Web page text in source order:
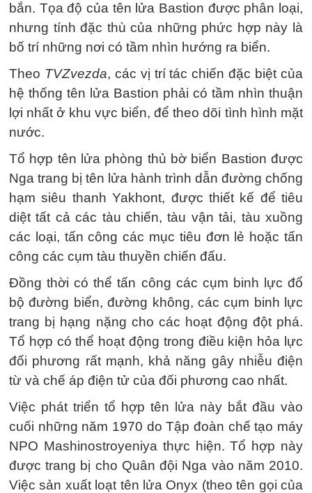
bắn. Tọa độ của tên lửa Bastion được phân loại,
nhưng tính đặc thù của những phức hợp này là
bố trí những nơi có tầm nhìn hướng ra biển.
Theo TVZvezda, các vị trí tác chiến đặc biệt của
hệ thống tên lửa Bastion phải có tầm nhìn thuận
lợi nhất ở khu vực biển, để theo dõi tình hình mặt
nước.
Tổ hợp tên lửa phòng thủ bờ biển Bastion được
Nga trang bị tên lửa hành trình dẫn đường chống
hạm siêu thanh Yakhont, được thiết kế để tiêu
diệt tất cả các tàu chiến, tàu vận tải, tàu xuồng
các loại, tấn công các mục tiêu đơn lẻ hoặc tấn
công các cụm tàu thuyền chiến đấu.
Đồng thời có thể tấn công các cụm binh lực đổ
bộ đường biển, đường không, các cụm binh lực
trang bị hạng nặng cho các hoạt động đột phá.
Tổ hợp có thể hoạt động trong điều kiện hỏa lực
đối phương rất mạnh, khả năng gây nhiễu điện
từ và chế áp điện tử của đối phương cao nhất.
Việc phát triển tổ hợp tên lửa này bắt đầu vào
cuối những năm 1970 do Tập đoàn chế tạo máy
NPO Mashinostroyeniya thực hiện. Tổ hợp này
được trang bị cho Quân đội Nga vào năm 2010.
Việc sản xuất loạt tên lửa Onyx (theo tên gọi của